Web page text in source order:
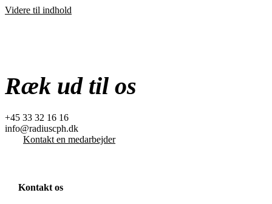
Videre til indhold
Ræk ud til os
+45 33 32 16 16
info@radiuscph.dk
Kontakt en medarbejder
Kontakt os